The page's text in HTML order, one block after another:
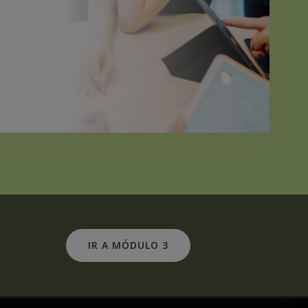
IR A MÓDULO 3